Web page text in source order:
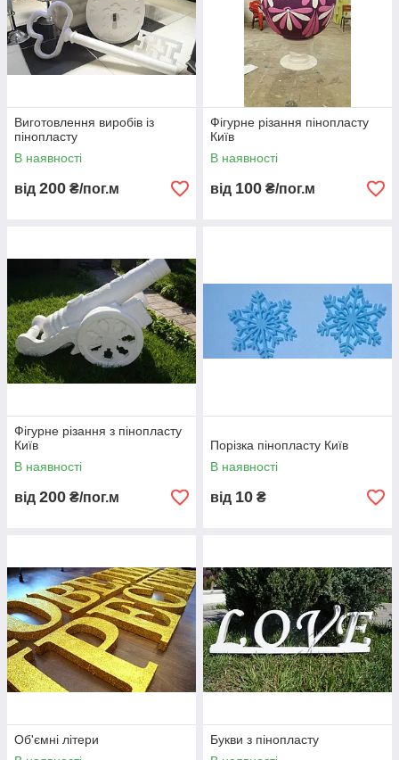
Виготовлення виробів із
пінопласту
В наявності
від 200 ₴/пог.м
Фігурне різання пінопласту
Київ
В наявності
від 100 ₴/пог.м
Фігурне різання з пінопласту
Київ
В наявності
від 200 ₴/пог.м
Порізка пінопласту Київ
В наявності
від 10 ₴
Об'ємні літери
Букви з пінопласту